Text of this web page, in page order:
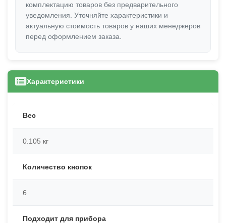
комплектацию товаров без предварительного
уведомления. Уточняйте характеристики и
актуальную стоимость товаров у наших менеджеров
перед оформлением заказа.
Характеристики
Вес
0.105 кг
Количество кнопок
6
Подходит для прибора